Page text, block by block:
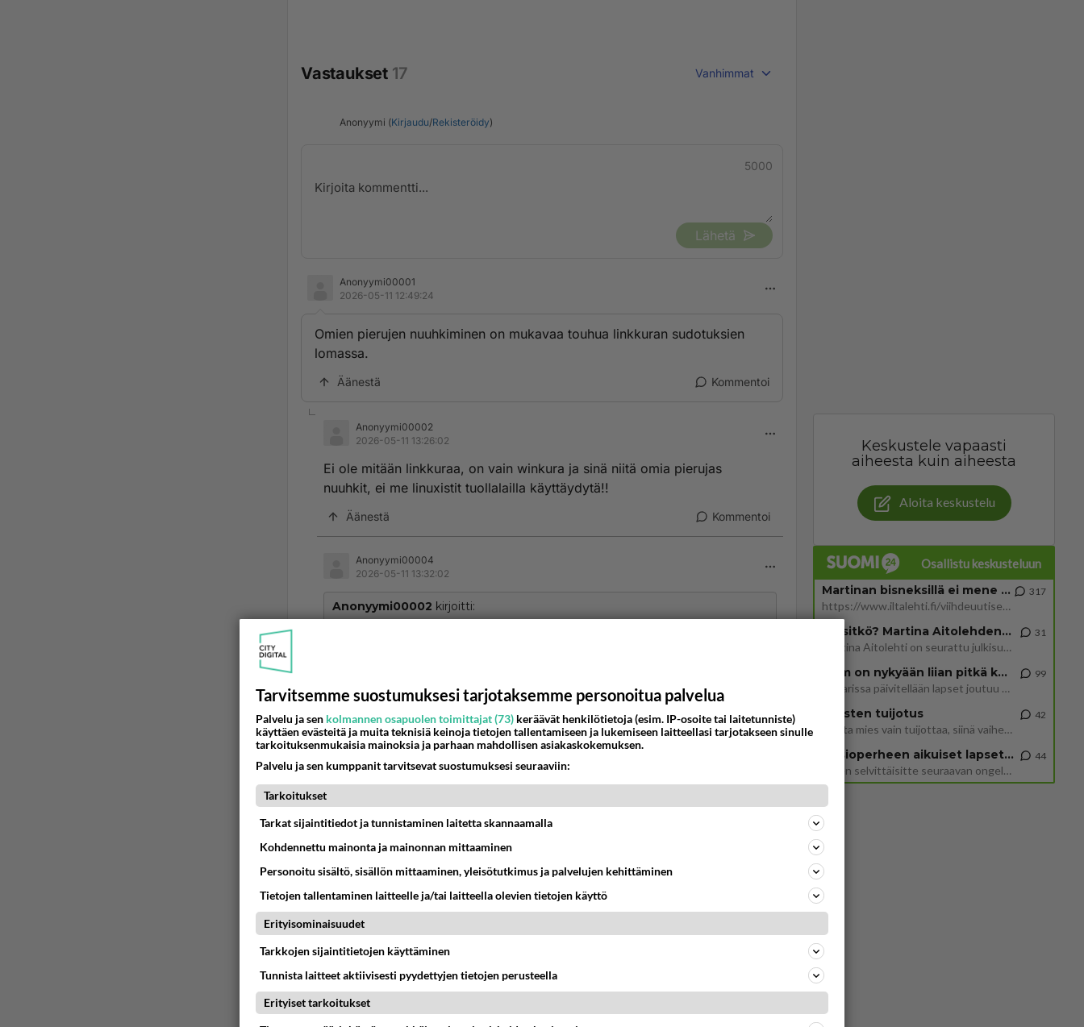
Vastaukset 17 Vanhimmat
Anonyymi (Kirjaudu/Rekisteröidy)
5000
Lähetä
Anonyymi00001
2026-05-11 12:49:24
Omien pierujen nuuhkiminen on mukavaa touhua linkkuran sudotuksien
lomassa.
Äänestä Kommentoi
Anonyymi00002
2026-05-11 13:26:02
Ei ole mitään linkkuraa, on vain winkura ja sinä niitä omia pierujas
nuuhkit, ei me linuxistit tuollalailla käyttäydytä!!
Äänestä Kommentoi
Anonyymi00004
2026-05-11 13:32:02
Anonyymi00002 kirjoitti:
2026-05-11 16:03:08
Syön ruisleipää.
Äänestä
Keskustele vapaasti
aiheesta kuin aiheesta
Aloita keskustelu
Osallistu keskusteluun
Martinan bisneksillä ei mene hyvin
https://www.iltalehti.fi/viihdeuutiset/a/c46da6ab-340f-4790-aaa7-0865eed2336 Yrityksen konkurssihakemus on tullut kärä
317
Tiesitkö? Martina Aitolehden isäpuoli on tämä suosittu laulaja
Martina Aitolehti on seurattu julkisuuden henkilö. Lähipiiriin mahtuu muitakin tunnettuja henkilöitä. Tiesitkö, että Ma
31
2 km on nykyään liian pitkä koulumatka
Hesarissa päivitellään lapset joutuu nyt kulkemaan 2 km kouluun jösses. Ruostefillarilla tuo matka menee vaikka miten äk
99
Miesten tuijotus
Mutta mies vain tuijottaa, siinä vaiheessa käännän itse pään pois. Mikä juttu? Yleensä jos joku tuijottaa tai katsoo, hä
42
Uusioperheen aikuiset lapset tyhjentää jääkaapin käydessään
Miten selvittäisitte seuraavan ongelman, meillä on uusioperhe, minulla teini-ikäiset lapset ja puolisolla aikuiset, jotk
44
Tarvitsemme suostumuksesi tarjotaksemme personoitua palvelua
Palvelu ja sen kolmannen osapuolen toimittajat (73) keräävät henkilötietoja (esim. IP-osoite tai laitetunniste)
käyttäen evästeitä ja muita teknisiä keinoja tietojen tallentamiseen ja lukemiseen laitteellasi tarjotakseen sinulle
tarkoituksenmukaisia mainoksia ja parhaan mahdollisen asiakaskokemuksen.
Palvelu ja sen kumppanit tarvitsevat suostumuksesi seuraaviin:
Tarkoitukset
Tarkat sijaintitiedot ja tunnistaminen laitetta skannaamalla
Kohdennettu mainonta ja mainonnan mittaaminen
Personoitu sisältö, sisällön mittaaminen, yleisötutkimus ja palvelujen kehittäminen
Tietojen tallentaminen laitteelle ja/tai laitteella olevien tietojen käyttö
Erityisominaisuudet
Tarkkojen sijaintitietojen käyttäminen
Tunnista laitteet aktiivisesti pyydettyjen tietojen perusteella
Erityiset tarkoitukset